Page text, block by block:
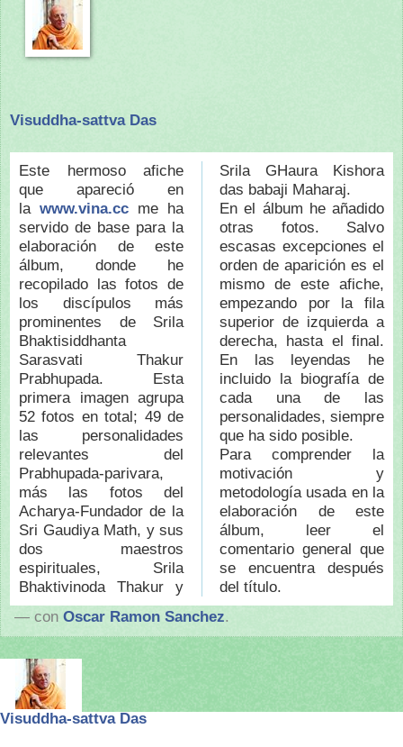
Visuddha-sattva Das
Este hermoso afiche
que apareció en
la www.vina.cc me ha
servido de base para la
elaboración de este
álbum, donde he
recopilado las fotos de
los discípulos más
prominentes de Srila
Bhaktisiddhanta
Sarasvati Thakur
Prabhupada. Esta
primera imagen agrupa
52 fotos en total; 49 de
las personalidades
relevantes del
Prabhupada-parivara,
más las fotos del
Acharya-Fundador de la
Sri Gaudiya Math, y sus
dos maestros
espirituales, Srila
Bhaktivinoda Thakur y
Srila GHaura Kishora
das babaji Maharaj.
En el álbum he añadido
otras fotos. Salvo
escasas excepciones el
orden de aparición es el
mismo de este afiche,
empezando por la fila
superior de izquierda a
derecha, hasta el final.
En las leyendas he
incluido la biografía de
cada una de las
personalidades, siempre
que ha sido posible.
Para comprender la
motivación y
metodología usada en la
elaboración de este
álbum, leer el
comentario general que
se encuentra después
del título.
— con Oscar Ramon Sanchez.
Visuddha-sattva Das